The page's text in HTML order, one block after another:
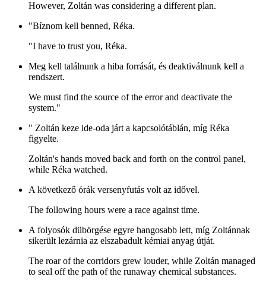
However, Zoltán was considering a different plan.
"Bíznom kell benned, Réka.
"I have to trust you, Réka.
Meg kell találnunk a hiba forrását, és deaktiválnunk kell a
rendszert.
We must find the source of the error and deactivate the
system."
" Zoltán keze ide-oda járt a kapcsolótáblán, míg Réka
figyelte.
Zoltán's hands moved back and forth on the control panel,
while Réka watched.
A következő órák versenyfutás volt az idővel.
The following hours were a race against time.
A folyosók dübörgése egyre hangosabb lett, míg Zoltánnak
sikerült lezárnia az elszabadult kémiai anyag útját.
The roar of the corridors grew louder, while Zoltán managed
to seal off the path of the runaway chemical substances.